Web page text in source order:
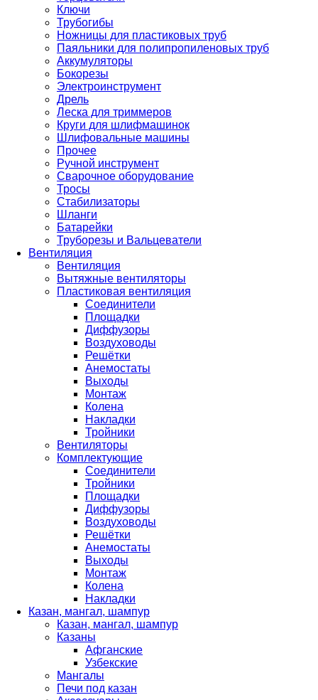
Ключи
Трубогибы
Ножницы для пластиковых труб
Паяльники для полипропиленовых труб
Аккумуляторы
Бокорезы
Электроинструмент
Дрель
Леска для триммеров
Круги для шлифмашинок
Шлифовальные машины
Прочее
Ручной инструмент
Сварочное оборудование
Тросы
Стабилизаторы
Шланги
Батарейки
Труборезы и Вальцеватели
Вентиляция
Вентиляция
Вытяжные вентиляторы
Пластиковая вентиляция
Соединители
Площадки
Диффузоры
Воздуховоды
Решётки
Анемостаты
Выходы
Монтаж
Колена
Накладки
Тройники
Вентиляторы
Комплектующие
Соединители
Тройники
Площадки
Диффузоры
Воздуховоды
Решётки
Анемостаты
Выходы
Монтаж
Колена
Накладки
Казан, мангал, шампур
Казан, мангал, шампур
Казаны
Афганские
Узбекские
Мангалы
Печи под казан